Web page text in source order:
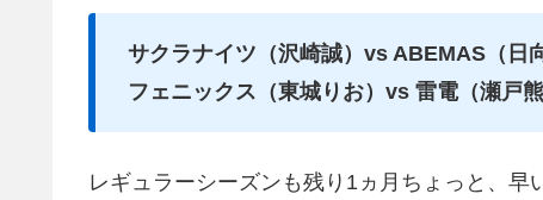
サクラナイツ（沢崎誠）vs ABEMAS（日
フェニックス（東城りお）vs 雷電（瀬戸熊
レギュラーシーズンも残り1ヵ月ちょっと、